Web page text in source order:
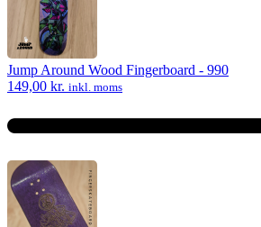
Jump Around Wood Fingerboard - 990
149,00 kr. inkl. moms
Next
product: